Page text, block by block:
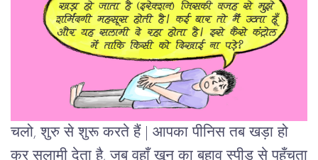
चलो, शुरु से शुरू करते हैं | आपका पीनिस तब खड़ा हो
कर सलामी देता है, जब वहाँ खून का बहाव स्पीड से पहुँचता